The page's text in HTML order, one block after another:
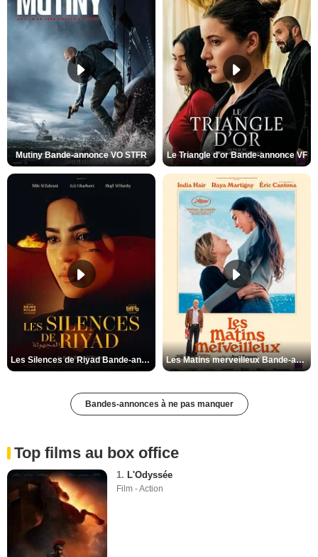
Mutiny Bande-annonce VO STFR Le Triangle d'or Bande-annonce VF
Les Silences de Riyad Bande-annonce VO STFR Les Matins merveilleux Bande-annonce VF
Bandes-annonces à ne pas manquer
Top films au box office
1. L'Odyssée
Film - Action